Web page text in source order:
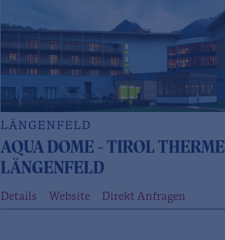
LÄNGENFELD
AQUA DOME - TIROL THERME
LÄNGENFELD
Details Website Direkt Anfragen